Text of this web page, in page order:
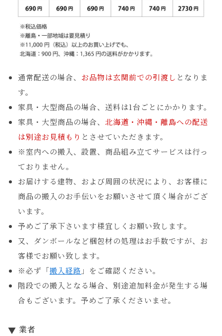
通常配送の場合、 お品物は玄関前での引渡し となりま
す。
家具・大型商品の場合、送料は1台ごとにかかります。
家具・大型商品の場合、 北海道・沖縄・離島への配送
は別途お見積もり とさせていただきます。
※室内への搬入、設置、商品組み立てサービスは行っ
ておりません。
お届けする建物、および周囲の状況により、お客様に
商品の搬入のお手伝いをお願いさせて頂く場合がござ
います。
予めご了承下さいます様宜しくお願い致します。
又、ダンボールなど梱包材の処理はお手数ですが、お
客様でお願い致します。
※必ず「搬入経路 」をご確認ください。
階段での搬入となる場合、別途追加料金が発生する場
合もございます。予めご了承くださいませ。
業者